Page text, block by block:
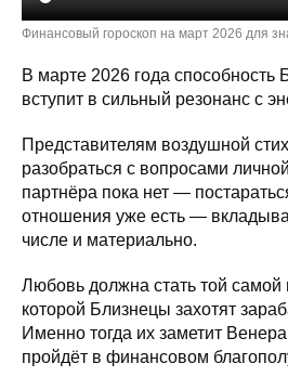
Финансовый гороскоп на март 2026 для
В марте 2026 года способность
вступит в сильный резонанс с
Представителям воздушной
разобраться с вопросами
партнёра пока нет —
отношения уже есть —
числе и материально.
Любовь должна стать той самой
которой Близнецы захотят
Именно тогда их заметит
пройдёт в финансовом